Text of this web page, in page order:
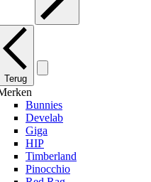
Terug
Bunnies
Develab
Giga
HIP
Timberland
Pinocchio